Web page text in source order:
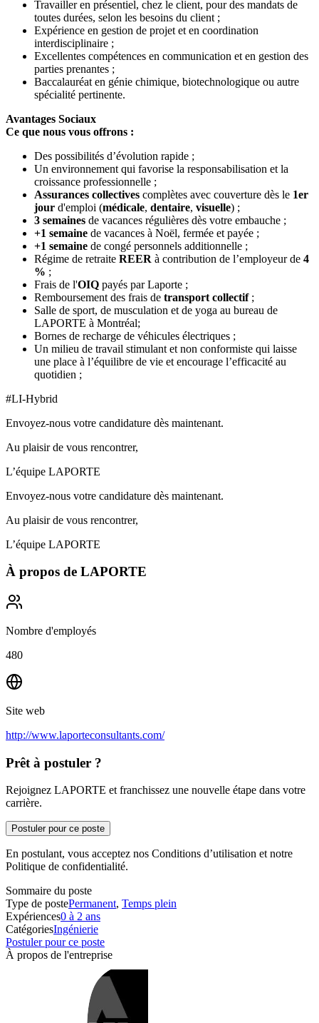
Travailler en présentiel, chez le client, pour des mandats de
toutes durées, selon les besoins du client ;
Expérience en gestion de projet et en coordination
interdisciplinaire ;
Excellentes compétences en communication et en gestion des
parties prenantes ;
Baccalauréat en génie chimique, biotechnologique ou autre
spécialité pertinente.
Avantages Sociaux
Ce que nous vous offrons :
Des possibilités d’évolution rapide ;
Un environnement qui favorise la responsabilisation et la
croissance professionnelle ;
Assurances collectives complètes avec couverture dès le 1er
jour d'emploi (médicale, dentaire, visuelle) ;
3 semaines de vacances régulières dès votre embauche ;
+1 semaine de vacances à Noël, fermée et payée ;
+1 semaine de congé personnels additionnelle ;
Régime de retraite REER à contribution de l’employeur de 4
% ;
Frais de l'OIQ payés par Laporte ;
Remboursement des frais de transport collectif ;
Salle de sport, de musculation et de yoga au bureau de
LAPORTE à Montréal;
Bornes de recharge de véhicules électriques ;
Un milieu de travail stimulant et non conformiste qui laisse
une place à l’équilibre de vie et encourage l’efficacité au
quotidien ;
#LI-Hybrid
Envoyez-nous votre candidature dès maintenant.
Au plaisir de vous rencontrer,
L’équipe LAPORTE
Envoyez-nous votre candidature dès maintenant.
Au plaisir de vous rencontrer,
L’équipe LAPORTE
À propos de LAPORTE
Nombre d'employés
480
Site web
http://www.laporteconsultants.com/
Prêt à postuler ?
Rejoignez LAPORTE et franchissez une nouvelle étape dans votre
carrière.
Postuler pour ce poste
En postulant, vous acceptez nos Conditions d’utilisation et notre
Politique de confidentialité.
Sommaire du poste
Type de postePermanent, Temps plein
Expériences0 à 2 ans
CatégoriesIngénierie
Postuler pour ce poste
À propos de l'entreprise